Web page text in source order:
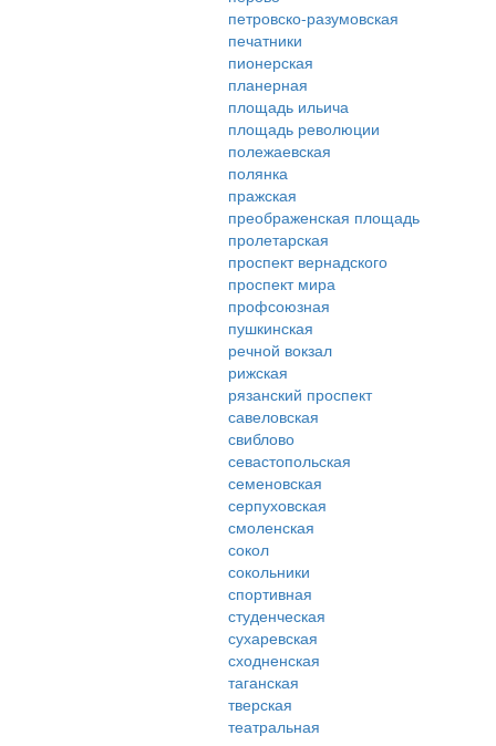
петровско-разумовская
печатники
пионерская
планерная
площадь ильича
площадь революции
полежаевская
полянка
пражская
преображенская площадь
пролетарская
проспект вернадского
проспект мира
профсоюзная
пушкинская
речной вокзал
рижская
рязанский проспект
савеловская
свиблово
севастопольская
семеновская
серпуховская
смоленская
сокол
сокольники
спортивная
студенческая
сухаревская
сходненская
таганская
тверская
театральная